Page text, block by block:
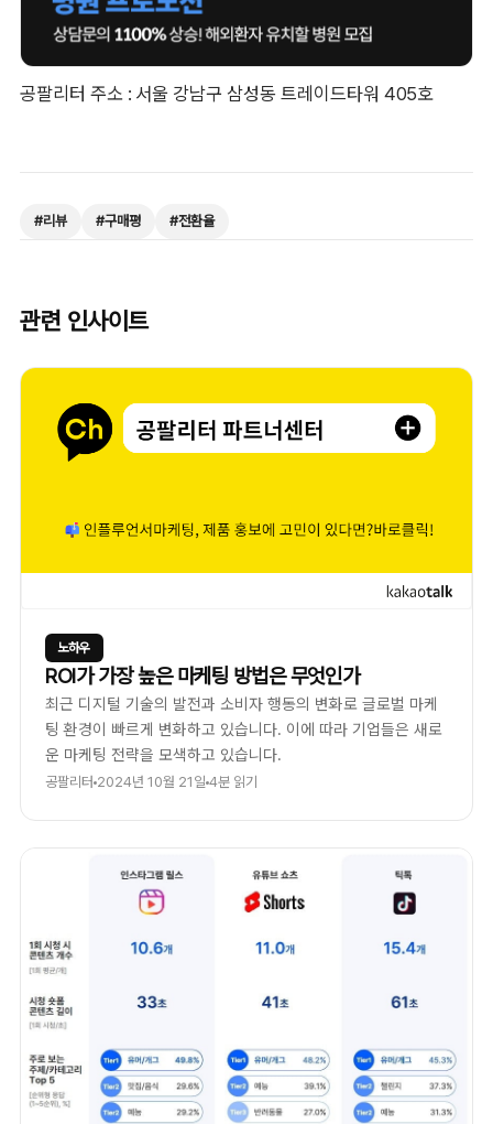
공팔리터 주소 : 서울 강남구 삼성동 트레이드타워 405호
#리뷰 #구매평 #전환율
관련 인사이트
노하우
ROI가 가장 높은 마케팅 방법은 무엇인가
최근 디지털 기술의 발전과 소비자 행동의 변화로 글로벌 마케
팅 환경이 빠르게 변화하고 있습니다. 이에 따라 기업들은 새로
운 마케팅 전략을 모색하고 있습니다.
공팔리터 2024년 10월 21일 4분 읽기